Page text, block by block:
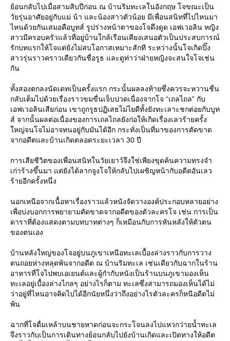
้อนกลับไปเมื่อสามสิบปีก่อน ณ บ้านริมทะเลในอังกฤษ โจขณะเป็น
วัยรุ่นอาศัยอยู่กับแม่ น้า และน้องสาวตัวน้อย มีเพื่อนสนิทที่ไปไหนมา
ไหนด้วยกันเสมอคือบูทส์ รูปร่างหน้าตาของโจดึงดูด เอฟเวอลิน หญิง
สาวมีครอบครัวแล้วที่อยู่บ้านใกล้เรือนเคียงเสนอตัวเป็นประสบการณ์
รักบทแรกให้โจแต่ยังไม่สบโอกาสเหมาะสักที ระหว่างนั้นโจเกิดปิ๊ง
สาวรุ่นราวคราวเดียวกันชื่อรูธ และดูท่าว่าฝ่ายหญิงจะสนใจโจเช่น
กัน
ทั้งสองตกลงนัดเดทเป็นครั้งแรก กระนั้นผลลงท้ายซึ่งควรจะหวานชื่น
กลับเต็มไปด้วยเรื่องราวขมขื่นเจ็บปวดเนื่องจากโจ “เถลไถล” กับ
เอฟเวอลินเสียก่อน เขาถูกรูธปฏิเสธไม่ไยดีทั้งยังทะเลาะชกต่อยกับบูท
ส์ จากนั้นผลต่อเนื่องของการเถลไถลยังก่อให้เกิดเรื่องเลวร้ายครั้ง
หญ่จนโจไม่อาจทนอยู่กับมันได้อีก กระทั่งเป็นที่มาของการตัดขาด
จากอดีตและบ้านเกิดตลอดระยะเวลา 30 ปี
การเสียชีวิตของเพื่อนสนิทในวัยเยาว์จึงใช่เพียงขุดค้นความทรงจำ
เก่าร้างขึ้นมา แต่ยังได้ลากจูงโจให้กลับไปเผชิญหน้ากับอดีตอันเลว
ร้ายอีกครั้งหนึ่ง
นอกเหนือจากเนื้อหาเรื่องราวแล้วหนังจัดวางองค์ประกอบหลายอย่าง
เพื่อบ่งบอกการพยายามตัดขาดจากอดีตของตัวละครโจ เช่น การเป็น
ดาราที่ต้องแสดงตามบทบาทต่างๆ ก็เหมือนกับการหันหลังให้ตัวตน
ของตนเอง
บ้านหลังใหญ่ของโจอยู่บนภูเขาเหนือทะเลเบื้องล่างราวกับการวาง
ตนถอยห่างหลุดพ้นจากอดีต ณ บ้านริมทะเล เช่นเดียวกับฉากในร้าน
อาหารที่โจไปพบเอเยนต์และผู้กำกับหนังเป็นร้านบนภูเขามองเห็น
ทะเลอยู่เบื้องล่างไกลๆ อย่างไรก็ตาม ทะเลซึ่งสามารถมองเห็นได้ไม่
ว่าอยู่ที่ไหนอาจคิดไปได้อีกนัยหนึ่งว่าถึงอย่างไรตัวละครก็หนีอดีตไม่
พ้น
ฉากที่โจดื่มเหล้าบนชายหาดก่อนจะกระโจนลงไปแหวกว่ายน้ำทะเล
จึงราวกับเป็นการเดินทางย้อนกลับไปยังบ้านเกิดและเปิดทางให้อดีต